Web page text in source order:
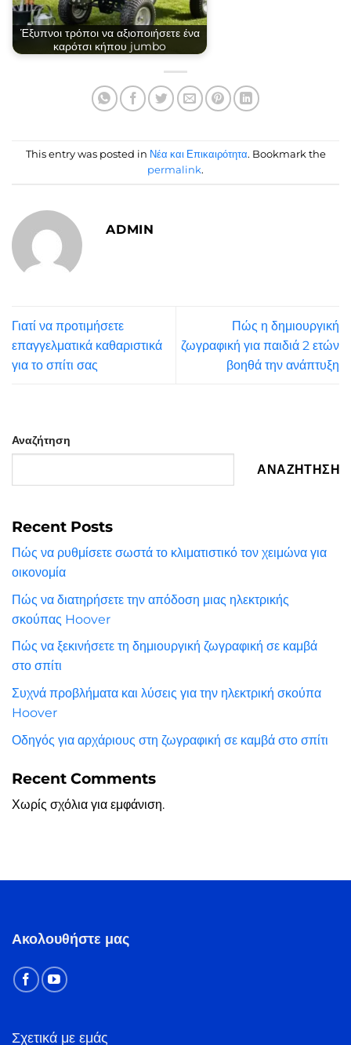
Έξυπνοι τρόποι να αξιοποιήσετε ένα
καρότσι κήπου jumbo
This entry was posted in Νέα και Επικαιρότητα. Bookmark the
permalink.
ADMIN
Γιατί να προτιμήσετε
επαγγελματικά καθαριστικά
για το σπίτι σας
Πώς η δημιουργική
ζωγραφική για παιδιά 2 ετών
βοηθά την ανάπτυξη
Αναζήτηση
ΑΝΑΖΉΤΗΣΗ
Recent Posts
Πώς να ρυθμίσετε σωστά το κλιματιστικό τον χειμώνα για
οικονομία
Πώς να διατηρήσετε την απόδοση μιας ηλεκτρικής
σκούπας Hoover
Πώς να ξεκινήσετε τη δημιουργική ζωγραφική σε καμβά
στο σπίτι
Συχνά προβλήματα και λύσεις για την ηλεκτρική σκούπα
Hoover
Οδηγός για αρχάριους στη ζωγραφική σε καμβά στο σπίτι
Recent Comments
Χωρίς σχόλια για εμφάνιση.
Ακολουθήστε μας
Σχετικά με εμάς